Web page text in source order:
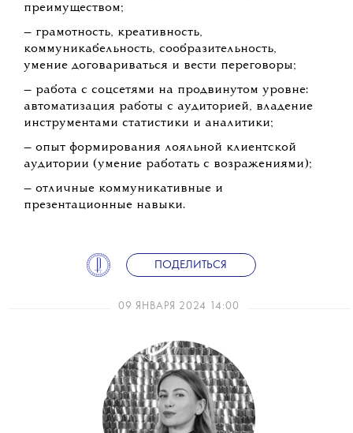
преимуществом;
— грамотность, креативность,
коммуникабельность, сообразительность,
умение договариваться и вести переговоры;
— работа с соцсетями на продвинутом уровне:
автоматизация работы с аудиторией, владение
инструментами статистики и аналитики;
— опыт формирования лояльной клиентской
аудитории (умение работать с возражениями);
— отличные коммуникативные и
презентационные навыки.
ПОДЕЛИТЬСЯ
09 ЯНВАРЯ 2024 14:00